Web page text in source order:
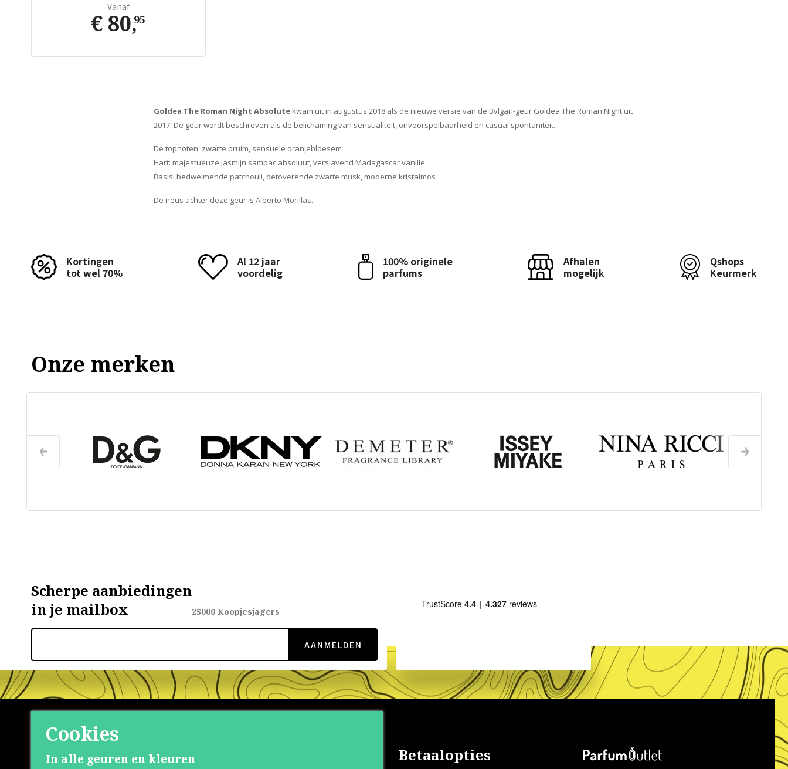
Vanaf
€ 80,95
Goldea The Roman Night Absolute kwam uit in augustus 2018 als de nieuwe versie van de Bvlgari-geur Goldea The Roman Night uit
2017. De geur wordt beschreven als de belichaming van sensualiteit, onvoorspelbaarheid en casual spontaniteit.
De topnoten: zwarte pruim, sensuele oranjebloesem
Hart: majestueuze jasmijn sambac absoluut, verslavend Madagascar vanille
Basis: bedwelmende patchouli, betoverende zwarte musk, moderne kristalmos
De neus achter deze geur is Alberto Morillas.
Kortingen
tot wel 70%
Al 12 jaar
voordelig
100% originele
parfums
Afhalen
mogelijk
Qshops
Keurmerk
Onze merken
Scherpe aanbiedingen
in je mailbox
25000 Koopjesjagers
AANMELDEN
Shop Betaalopties
Cookies
In alle geuren en kleuren